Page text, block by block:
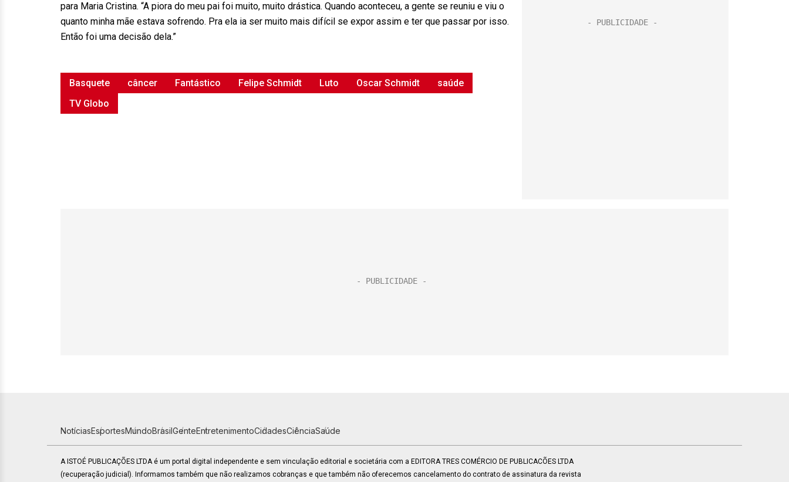
para Maria Cristina. “A piora do meu pai foi muito, muito drástica. Quando aconteceu, a gente se reuniu e viu o
quanto minha mãe estava sofrendo. Pra ela ia ser muito mais difícil se expor assim e ter que passar por isso.
Então foi uma decisão dela.”
Basquete câncer Fantástico Felipe Schmidt Luto Oscar Schmidt
saúde
TV Globo
NotíciasEsportesMundoBrasilGenteEntretenimentoCidadesCiênciaSaúde
A ISTOÉ PUBLICAÇÕES LTDA é um portal digital independente e sem vinculação editorial e societária com a EDITORA TRES COMÉRCIO DE PUBLICACÕES LTDA
(recuperação judicial). Informamos também que não realizamos cobranças e que também não oferecemos cancelamento do contrato de assinatura da revista